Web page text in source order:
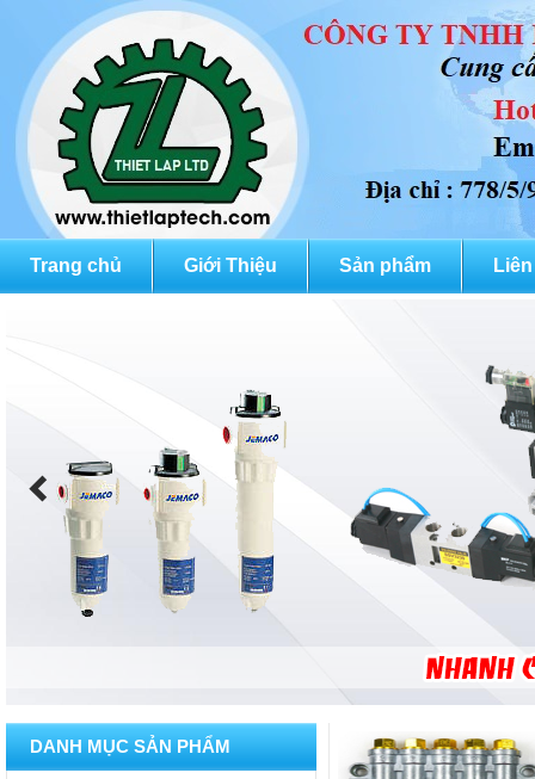
Trang chủ Giới Thiệu Sản phẩm
DANH MỤC SẢN PHẨM